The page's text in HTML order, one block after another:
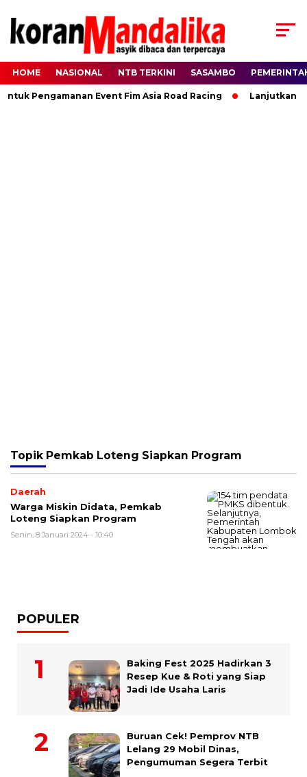
HOME NASIONAL NTB TERKINI SASAMBO
Pengamanan Event Fim Asia Road Racing Lanjutkan
Topik Pemkab Loteng Siapkan Program
Daerah
Warga Miskin Didata, Pemkab
Loteng Siapkan Program
Senin, 8 Januari 2024 - 10:40
POPULER
Baking Fest 2025 Hadirkan 3
Resep Kue & Roti yang Siap
Jadi Ide Usaha Laris
Buruan Cek! Pemprov NTB
Lelang 29 Mobil Dinas,
Pengumuman Segera Terbit